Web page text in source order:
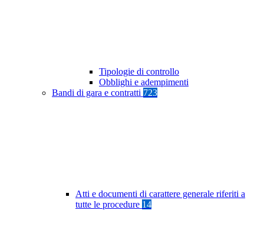
Tipologie di controllo
Obblighi e adempimenti
Bandi di gara e contratti 723
Atti e documenti di carattere generale riferiti a
tutte le procedure 14